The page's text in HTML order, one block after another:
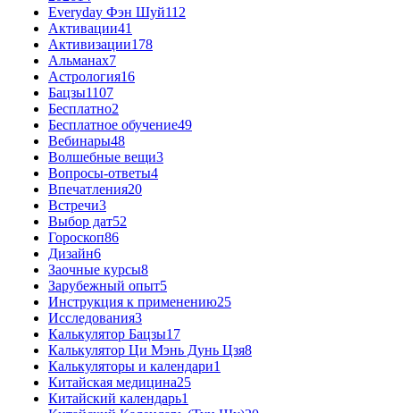
Everyday Фэн Шуй112
Активации41
Активизации178
Альманах7
Астрология16
Бацзы1107
Бесплатно2
Бесплатное обучение49
Вебинары48
Волшебные вещи3
Вопросы-ответы4
Впечатления20
Встречи3
Выбор дат52
Гороскоп86
Дизайн6
Заочные курсы8
Зарубежный опыт5
Инструкция к применению25
Исследования3
Калькулятор Бацзы17
Калькулятор Ци Мэнь Дунь Цзя8
Калькуляторы и календари1
Китайская медицина25
Китайский календарь1